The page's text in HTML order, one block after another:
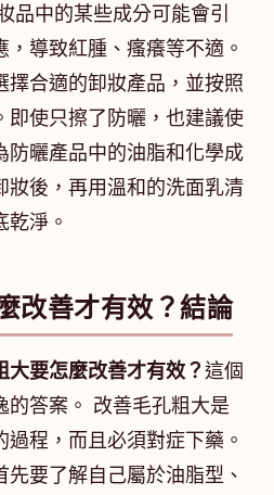
品中的某些成分可能會引
導致紅腫、瘙癢等不適。
擇合適的卸妝產品，並按照
即使只擦了防曬，也建議使
防曬產品中的油脂和化學成
妝後，再用溫和的洗面乳清
淨。
改善才有效？結論
大要怎麼改善才有效？這個
的答案。 改善毛孔粗大是
程，而且必須對症下藥。
要了解自己屬於油脂型、